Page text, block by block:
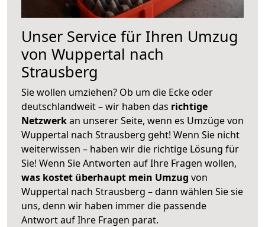
Unser Service für Ihren Umzug
von Wuppertal nach
Strausberg
Sie wollen umziehen? Ob um die Ecke oder
deutschlandweit – wir haben das richtige
Netzwerkan unserer Seite, wenn es Umzüge von
Wuppertal nach Strausberg geht! Wenn Sie nicht
weiterwissen – haben wir die richtige Lösung für
Sie! Wenn Sie Antworten auf Ihre Fragen wollen,
was kostet überhaupt mein Umzug von
Wuppertal nach Strausberg – dann wählen Sie sie
uns, denn wir haben immer die passende
Antwort auf Ihre Fragen parat.